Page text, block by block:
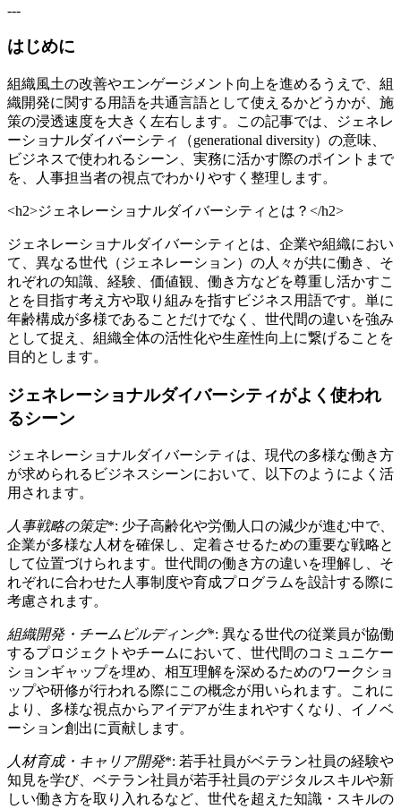
---
はじめに
組織風土の改善やエンゲージメント向上を進めるうえで、組
織開発に関する用語を共通言語として使えるかどうかが、施
策の浸透速度を大きく左右します。この記事では、ジェネレ
ーショナルダイバーシティ（generational diversity）の意味、
ビジネスで使われるシーン、実務に活かす際のポイントまで
を、人事担当者の視点でわかりやすく整理します。
<h2>ジェネレーショナルダイバーシティとは？</h2>
ジェネレーショナルダイバーシティとは、企業や組織におい
て、異なる世代（ジェネレーション）の人々が共に働き、そ
れぞれの知識、経験、価値観、働き方などを尊重し活かすこ
とを目指す考え方や取り組みを指すビジネス用語です。単に
年齢構成が多様であることだけでなく、世代間の違いを強み
として捉え、組織全体の活性化や生産性向上に繋げることを
目的とします。
ジェネレーショナルダイバーシティがよく使われ
るシーン
ジェネレーショナルダイバーシティは、現代の多様な働き方
が求められるビジネスシーンにおいて、以下のようによく活
用されます。
人事戦略の策定*: 少子高齢化や労働人口の減少が進む中で、
企業が多様な人材を確保し、定着させるための重要な戦略と
して位置づけられます。世代間の働き方の違いを理解し、そ
れぞれに合わせた人事制度や育成プログラムを設計する際に
考慮されます。
組織開発・チームビルディング*: 異なる世代の従業員が協働
するプロジェクトやチームにおいて、世代間のコミュニケー
ションギャップを埋め、相互理解を深めるためのワークショ
ップや研修が行われる際にこの概念が用いられます。これに
より、多様な視点からアイデアが生まれやすくなり、イノベ
ーション創出に貢献します。
人材育成・キャリア開発*: 若手社員がベテラン社員の経験や
知見を学び、ベテラン社員が若手社員のデジタルスキルや新
しい働き方を取り入れるなど、世代を超えた知識・スキルの